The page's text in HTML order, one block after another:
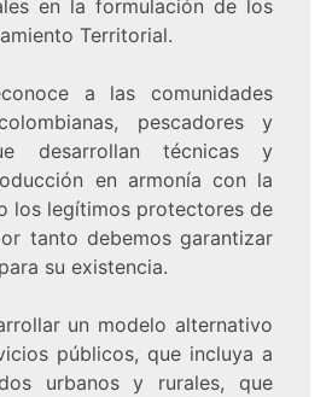
en la formulación de los
Territorial.
a las comunidades
pescadores y
desarrollan técnicas y
en armonía con la
los legítimos protectores de
tanto debemos garantizar
su existencia.
un modelo alternativo
públicos, que incluya a
urbanos y rurales, que